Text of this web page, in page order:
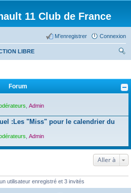
11 Club de France
Connexion
M’enregistrer
LIBRE
ch
Forum
Admin
:Les "Miss" pour le calendrier du
Admin
Aller à
utilisateur enregistré et 3 invités